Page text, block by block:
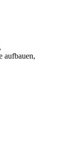
aufbauen,